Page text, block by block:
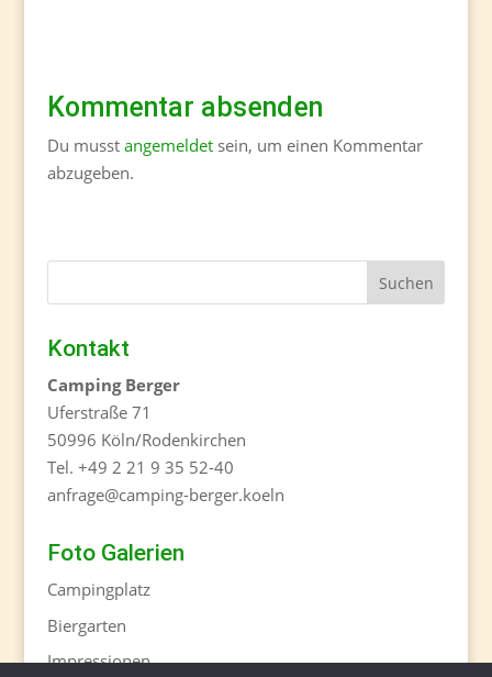
Kommentar absenden
Du musst angemeldetsein, um einen Kommentar
abzugeben.
Kontakt
Camping Berger
Uferstraße 71
50996 Köln/Rodenkirchen
Tel. +49 2 21 9 35 52-40
anfrage@camping-berger.koeln
Foto Galerien
Campingplatz
Biergarten
Impressionen